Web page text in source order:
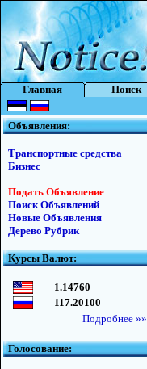
Главная Поиск
Объявления:
Транспортные средства
Бизнес
Подать Объявление
Поиск Объявлений
Новые Объявления
Дерево Рубрик
Курсы Валют:
1.14760
117.20100
Подробнее »»
Голосование: